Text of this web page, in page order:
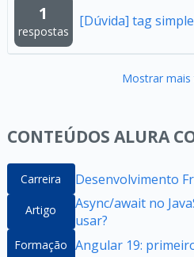
1
respostas
[Dúvida] tag
Mostrar mais
CONTEÚDOS ALURA
Carreira Desenvolvimento
Artigo
Async/await no
usar?
Formação Angular 19: